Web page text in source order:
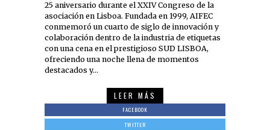
25 aniversario durante el XXIV Congreso de la
asociación en Lisboa. Fundada en 1999, AIFEC
conmemoró un cuarto de siglo de innovación y
colaboración dentro de la industria de etiquetas
con una cena en el prestigioso SUD LISBOA,
ofreciendo una noche llena de momentos
destacados y…
LEER MÁS
FACEBOOK
TWITTER